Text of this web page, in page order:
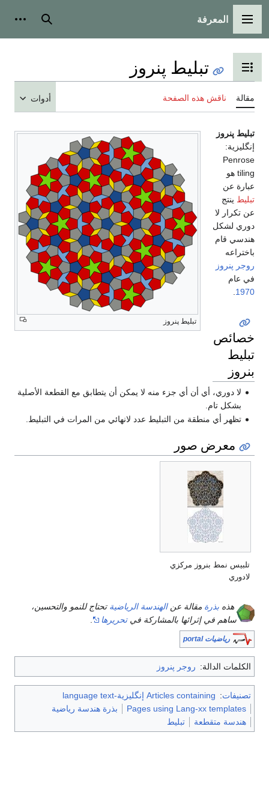
القائمة الرئيسية
المعرفة بحث
تبديل عرض جدول المحتويات
تبليط پنروز
مقالة ناقش هذه الصفحة أدوات
تبليط پنروز
تبليط پنروز
إنگليزية:
Penrose
tiling هو
عبارة عن
تبليط ينتج
عن تكرار لا
دوري لشكل
هندسي قام
باختراعه
روجر پنروز
في عام
1970
خصائص
تبليط
بنروز
لا دوري، أي أن أي جزء منه لا يمكن أن يتطابق مع القطعة الأصلية
بشكل تام.
تظهر أي منطقة من التبليط عدد لانهائي من المرات في التبليط.
معرض صور
تلبيس نمط بنروز مركزي
لادوري
هذه بذرة مقالة عنالهندسة الرياضية تحتاج للنمو والتحسين،
ساهم في إثرائها بالمشاركة فيتحريرها
رياضيات portal
الكلمات الدالة: روجر پنروز
تصنيفات: Articles containing إنگليزية-language text
Pages using Lang-xx templates
بذرة هندسة رياضية
هندسة متقطعة
تبليط